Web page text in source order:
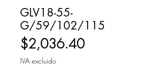
GLV18-55-
G/59/102/115
$2,036.40Precio
IVA excluido